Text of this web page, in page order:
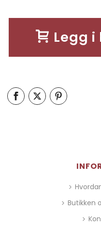
Legg
Butikken